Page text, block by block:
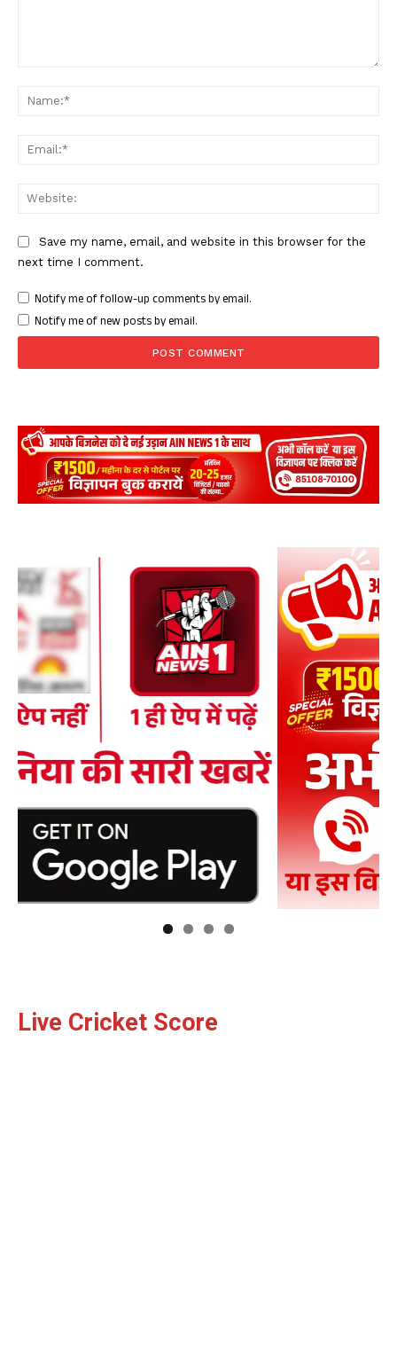
Save my name, email, and website in this browser for the
next time I comment.
Notify me of follow-up comments by email.
Notify me of new posts by email.
Live Cricket Score